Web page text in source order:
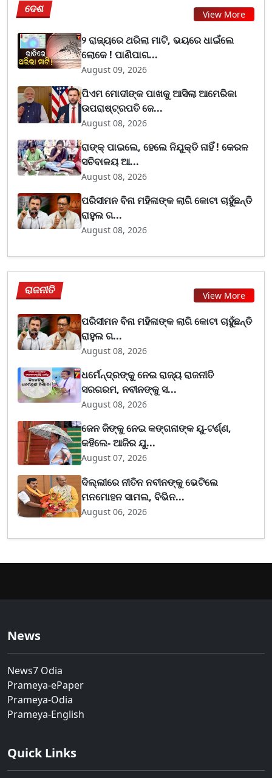
ଦେଶ View More
୨ ରାଜ୍ୟରେ ଥରିଲା ମାଟି, ଭୟରେ ଧାଇଁଲେ
ଲୋକେ ! ପାଣିପାଗ...
August 09, 2026
ପିଏମ ମୋଦୀଙ୍କ ପାଖକୁ ଆସିଲା ଆମେରିକା
ଉପରାଷ୍ଟ୍ରପତି ଜେ...
August 08, 2026
ରାଙ୍କ୍ ପାଇଲେ, ହେଲେ ନିଯୁକ୍ତି ନାହିଁ ! କେରଳ
ସଚିବାଳୟ ଆ...
August 08, 2026
ପରିସୀମନ ବିନା ମହିଳାଙ୍କ ଲାଗି କୋଟା ଚାହୁଁଛନ୍ତି
ରାହୁଲ ଗ...
August 08, 2026
ରାଜନୀତି View More
ପରିସୀମନ ବିନା ମହିଳାଙ୍କ ଲାଗି କୋଟା ଚାହୁଁଛନ୍ତି
ରାହୁଲ ଗ...
August 08, 2026
ଧର୍ମେନ୍ଦ୍ରଙ୍କୁ ନେଇ ରାଜ୍ୟ ରାଜନୀତି
ସରଗରମ, ନବୀନଙ୍କୁ ସ...
August 08, 2026
ଜେନ ଜିଙ୍କୁ ନେଇ କଙ୍ଗନାଙ୍କ ୟୁ-ଟର୍ଣ୍ଣ,
କହିଲେ- ଆଜିର ଯୁ...
August 07, 2026
ଦିଲ୍ଲୀରେ ନୀତିନ ନବୀନଙ୍କୁ ଭେଟିଲେ
ମନମୋହନ ସାମଲ, ବିଭିନ...
August 06, 2026
News
News7 Odia
Prameya-ePaper
Prameya-Odia
Prameya-English
Quick Links